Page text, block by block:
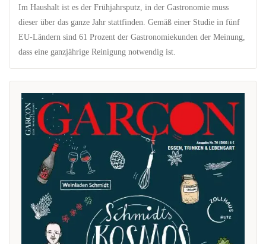
Im Haushalt ist es der Frühjahrsputz, in der Gastronomie muss
dieser über das ganze Jahr stattfinden. Gemäß einer Studie in fünf
EU-Ländern sind 61 Prozent der Gastronomiekunden der Meinung,
dass eine ganzjährige Reinigung notwendig ist.